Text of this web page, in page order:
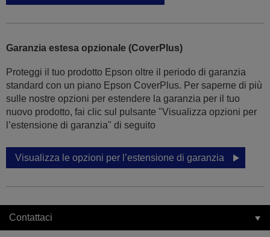
Garanzia estesa opzionale (CoverPlus)
Proteggi il tuo prodotto Epson oltre il periodo di garanzia
standard con un piano Epson CoverPlus. Per saperne di più
sulle nostre opzioni per estendere la garanzia per il tuo
nuovo prodotto, fai clic sul pulsante "Visualizza opzioni per
l’estensione di garanzia" di seguito
Visualizza le opzioni per l’estensione di garanzia
Contattaci